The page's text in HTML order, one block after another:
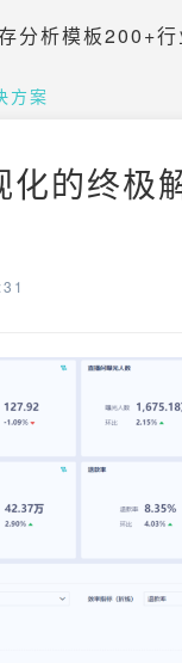
分析模板200+行
方案
的终极